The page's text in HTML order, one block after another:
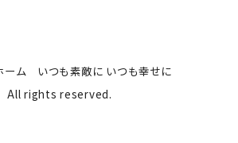
ーム いつも素敵に いつも幸せに
All rights reserved.